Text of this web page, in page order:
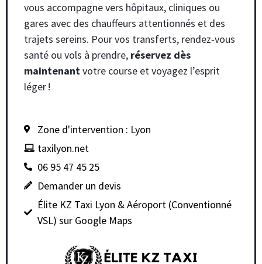
vous accompagne vers hôpitaux, cliniques ou
gares avec des chauffeurs attentionnés et des
trajets sereins. Pour vos transferts, rendez‑vous
santé ou vols à prendre, réservez dès
maintenantvotre course et voyagez l’esprit
léger !
Zone d'intervention : Lyon
taxilyon.net
06 95 47 45 25
Demander un devis
Élite KZ Taxi Lyon & Aéroport (Conventionné
VSL) sur Google Maps